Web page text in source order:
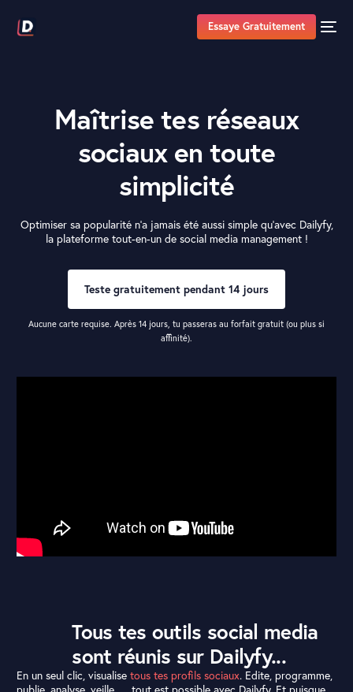
Essaye Gratuitement
Maîtrise tes réseaux
sociaux en toute
simplicité
Optimiser sa popularité n’a jamais été aussi simple qu’avec Dailyfy,
la plateforme tout-en-un de social media management !
Teste gratuitement pendant 14 jours
Aucune carte requise. Après 14 jours, tu passeras au forfait gratuit (ou plus si
affinité).
Tous tes outils social media
sont réunis sur Dailyfy...
En un seul clic, visualisetous tes profils sociaux. Edite, programme,